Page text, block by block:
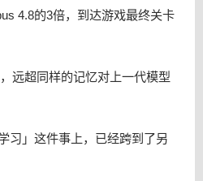
4.8的3倍，到达游戏最终关卡
远超同样的记忆对上一代模型
习」这件事上，已经跨到了另